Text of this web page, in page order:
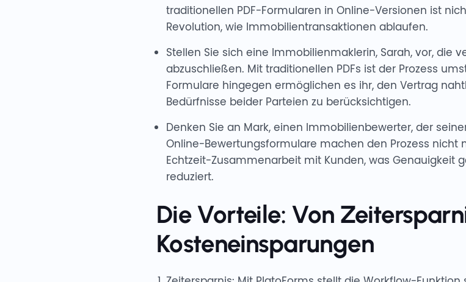
traditionellen PDF-Formularen in Online-Versionen ist
Revolution, wie Immobilientransaktionen ablaufen.
Stellen Sie sich eine Immobilienmaklerin, Sarah, vor, die
abzuschließen. Mit traditionellen PDFs ist der Prozess
Formulare hingegen ermöglichen es ihr, den Vertrag
Bedürfnisse beider Parteien zu berücksichtigen.
Denken Sie an Mark, einen Immobilienbewerter, der
Online-Bewertungsformulare machen den Prozess nicht
Echtzeit-Zusammenarbeit mit Kunden, was Genauigkeit
reduziert.
Die Vorteile: Von
Kosteneinsparungen